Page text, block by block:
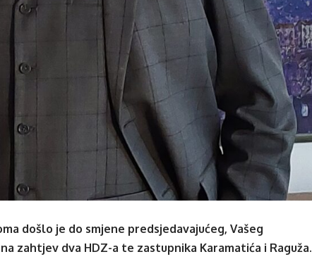
došlo je do smjene predsjedavajućeg, Vašeg
zahtjev dva HDZ-a te zastupnika Karamatića i Raguža.